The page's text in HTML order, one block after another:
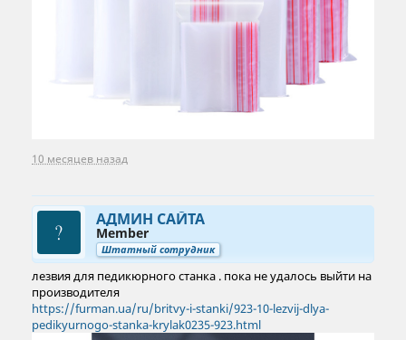
10 месяцев назад
АДМИН САЙТА
Member
Штатный сотрудник
лезвия для педикюрного станка . пока не удалось выйти на
производителя
https://furman.ua/ru/britvy-i-stanki/923-10-lezvij-dlya-
pedikyurnogo-stanka-krylak0235-923.html